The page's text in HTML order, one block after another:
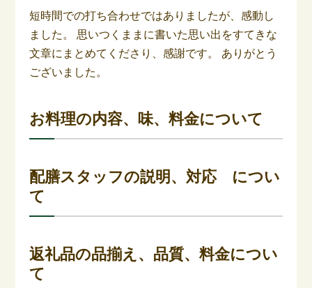
短時間での打ち合わせではありましたが、感動し
ました。 思いつくままに書いた思い出をすてきな
文章にまとめてくださり、感謝です。 ありがとう
ございました。
お料理の内容、味、料金について
配膳スタッフの説明、対応 につい
て
返礼品の品揃え、品質、料金につい
て